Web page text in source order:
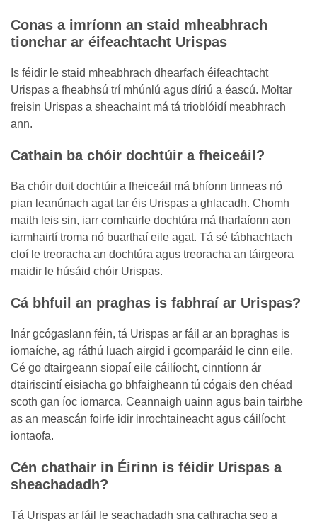
Conas a imríonn an staid mheabhrach
tionchar ar éifeachtacht Urispas
Is féidir le staid mheabhrach dhearfach éifeachtacht
Urispas a fheabhsú trí mhúnlú agus díriú a éascú. Moltar
freisin Urispas a sheachaint má tá trioblóidí meabhrach
ann.
Cathain ba chóir dochtúir a fheiceáil?
Ba chóir duit dochtúir a fheiceáil má bhíonn tinneas nó
pian leanúnach agat tar éis Urispas a ghlacadh. Chomh
maith leis sin, iarr comhairle dochtúra má tharlaíonn aon
iarmhairtí troma nó buarthaí eile agat. Tá sé tábhachtach
cloí le treoracha an dochtúra agus treoracha an táirgeora
maidir le húsáid chóir Urispas.
Cá bhfuil an praghas is fabhraí ar Urispas?
Inár gcógaslann féin, tá Urispas ar fáil ar an bpraghas is
iomaíche, ag ráthú luach airgid i gcomparáid le cinn eile.
Cé go dtairgeann siopaí eile cáilíocht, cinntíonn ár
dtairiscintí eisiacha go bhfaigheann tú cógais den chéad
scoth gan íoc iomarca. Ceannaigh uainn agus bain tairbhe
as an meascán foirfe idir inrochtaineacht agus cáilíocht
iontaofa.
Cén chathair in Éirinn is féidir Urispas a
sheachadadh?
Tá Urispas ar fáil le seachadadh sna cathracha seo a